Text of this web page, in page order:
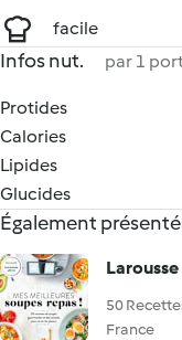
facile
Infos nut. par 1
Protides
Calories
Lipides
Glucides
Également
50
France